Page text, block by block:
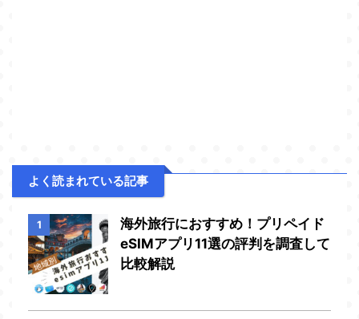
よく読まれている記事
1
海外旅行におすすめ！プリペイド
eSIMアプリ11選の評判を調査して
比較解説